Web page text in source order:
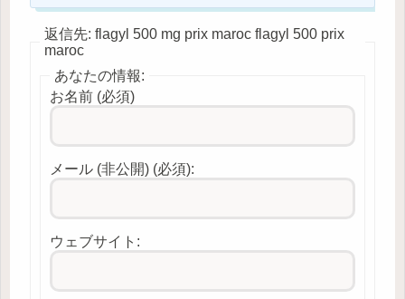
返信先: flagyl 500 mg prix maroc flagyl 500 prix
maroc
あなたの情報:
お名前 (必須)
メール (非公開) (必須):
ウェブサイト: